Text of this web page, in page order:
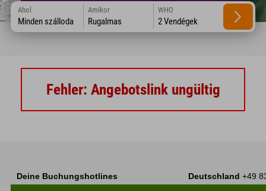
Ahol
Minden szálloda
Amikor
Rugalmas
WHO
2 Vendégek
Fehler: Angebotslink ungültig
Deine Buchungshotlines Deutschland +49